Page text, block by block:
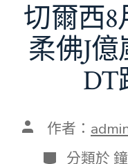
切爾西8
柔佛J
DT
文 作者：
分
分類於